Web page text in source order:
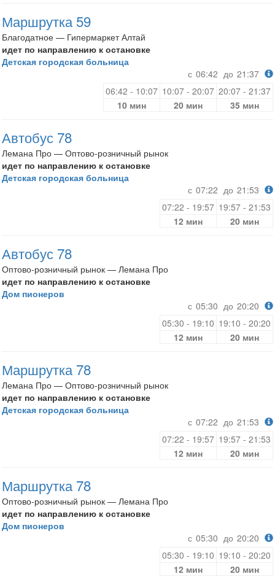
Маршрутка 59
Благодатное — Гипермаркет Алтай
идет по направлению к остановке
Детская городская больница
с 06:42 до 21:37
06:42 - 10:07 10:07 - 20:07 20:07 - 21:37
10 мин
20 мин 35 мин
Автобус 78
Лемана Про — Оптово-розничный рынок
идет по направлению к остановке
Детская городская больница
с 07:22 до 21:53
07:22 - 19:57 19:57 - 21:53
12 мин
20 мин
Автобус 78
Оптово-розничный рынок — Лемана Про
идет по направлению к остановке
Дом пионеров
с 05:30 до 20:20
05:30 - 19:10 19:10 - 20:20
12 мин
20 мин
Маршрутка 78
Лемана Про — Оптово-розничный рынок
идет по направлению к остановке
Детская городская больница
с 07:22 до 21:53
07:22 - 19:57 19:57 - 21:53
12 мин
20 мин
Маршрутка 78
Оптово-розничный рынок — Лемана Про
идет по направлению к остановке
Дом пионеров
с 05:30 до 20:20
05:30 - 19:10 19:10 - 20:20
12 мин
20 мин